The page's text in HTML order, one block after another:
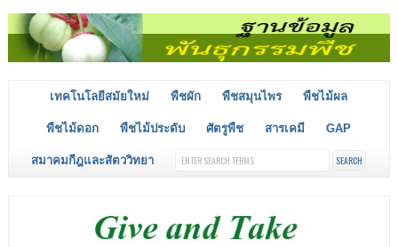
เทคโนโลยีสมัยใหม่ พืชผัก พืชสมุนไพร พืชไม้ผล
พืชไม้ดอก พืชไม้ประดับ ศัตรูพืช สารเคมี GAP
สมาคมกีฎและสัตววิทยา